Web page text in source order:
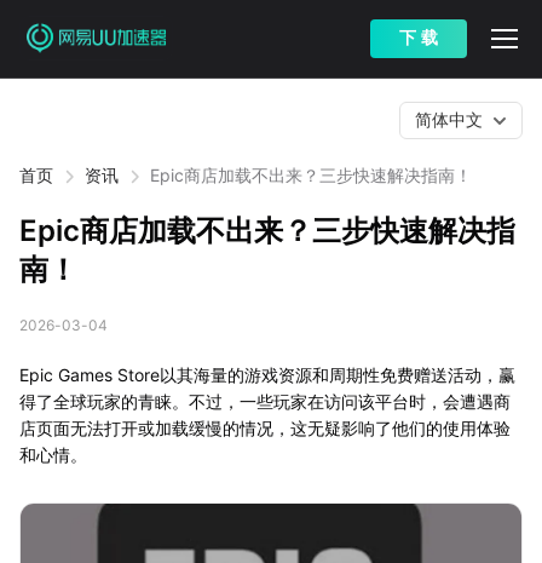
下 载
首页 资讯 Epic商店加载不出来？三步快速解决指南！
简体中文
Epic商店加载不出来？三步快速解决指
南！
2026-03-04
Epic Games Store以其海量的游戏资源和周期性免费赠送活动，赢
得了全球玩家的青睐。不过，一些玩家在访问该平台时，会遭遇商
店页面无法打开或加载缓慢的情况，这无疑影响了他们的使用体验
和心情。